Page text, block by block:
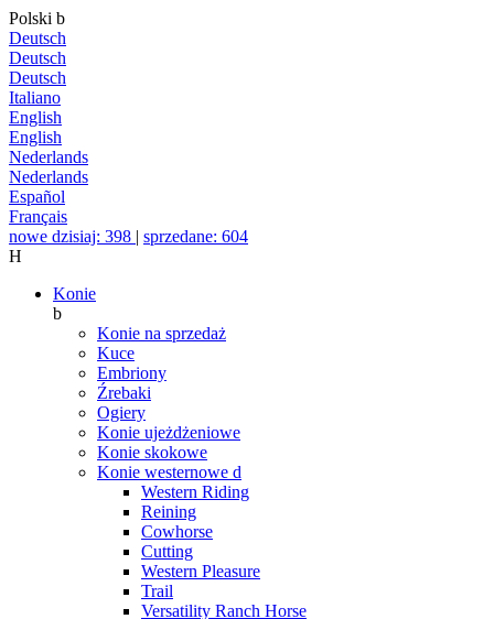
Polski b
Deutsch
Deutsch
Deutsch
Italiano
English
English
Nederlands
Nederlands
Español
Français
nowe dzisiaj: 398 | sprzedane: 604
H
Konie
b
Konie na sprzedaż
Kuce
Embriony
Źrebaki
Ogiery
Konie ujeżdżeniowe
Konie skokowe
Konie westernowe d
Western Riding
Reining
Cowhorse
Cutting
Western Pleasure
Trail
Versatility Ranch Horse